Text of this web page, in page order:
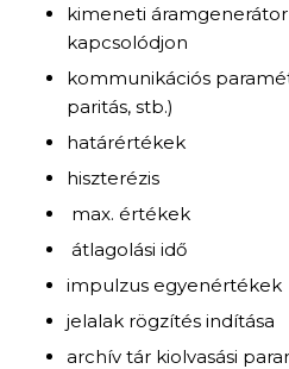
kimeneti
kapcsolódjon
kommunikációs
paritás, stb.)
határértékek
hiszterézis
max. értékek
átlagolási idő
impulzus egyenértékek
jelalak rögzítés indítása
archív tár kiolvasási